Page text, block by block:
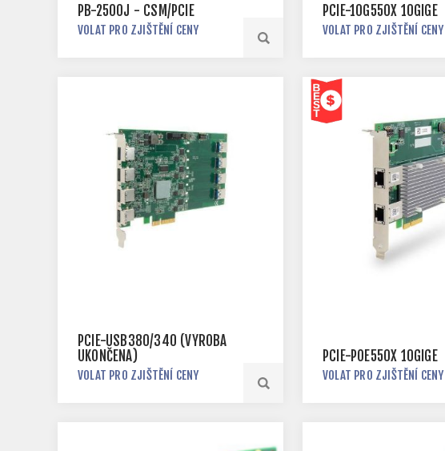
PB-2500J - CSM/PCIE
VOLAT PRO ZJIŠTĚNÍ CENY
PCIE-10G550X 10GIGE
VOLAT PRO ZJIŠTĚNÍ CENY
PCIE-USB380/340 (VÝROBA
UKONČENA)
VOLAT PRO ZJIŠTĚNÍ CENY
PCIE-POE550X 10GIGE
VOLAT PRO ZJIŠTĚNÍ CENY